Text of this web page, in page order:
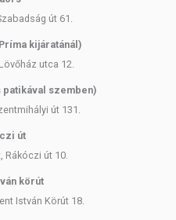
út 61.
kijáratánál)
utca 12.
patikával szemben)
út 131.
út
Rákóczi út 10.
körút
István Körút 18.